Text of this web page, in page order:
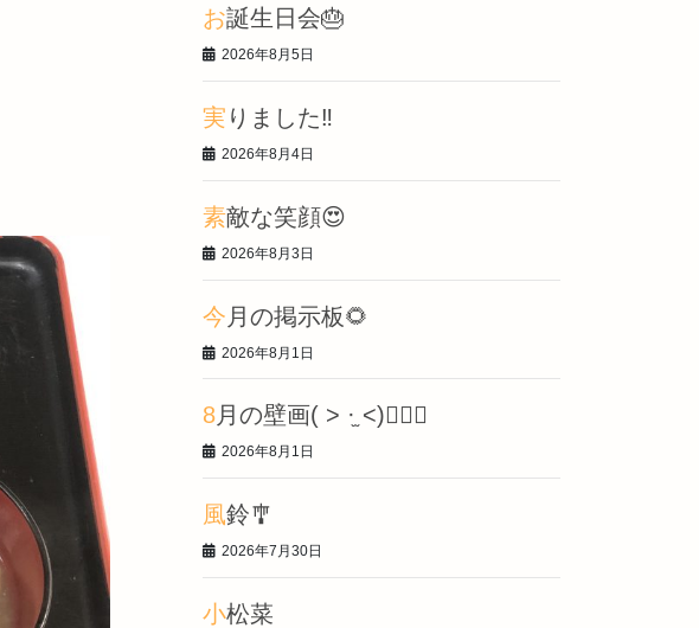
お誕生日会🎂
2026年8月5日
実りました‼️
2026年8月4日
素敵な笑顔😍
2026年8月3日
今月の掲示板🌻
2026年8月1日
8月の壁画‎( > ·̫ <)👍🏻🌟
2026年8月1日
風鈴🎐
2026年7月30日
小松菜